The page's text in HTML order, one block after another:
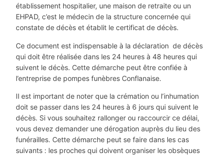
établissement hospitalier, une maison de retraite ou un
EHPAD, c’est le médecin de la structure concernée qui
constate de décès et établit le certificat de décès.
Ce document est indispensable à la déclaration de décès
qui doit être réalisée dans les 24 heures à 48 heures qui
suivent le décès. Cette démarche peut être confiée à
l’entreprise de pompes funèbres Conflanaise.
Il est important de noter que la crémation ou l’inhumation
doit se passer dans les 24 heures à 6 jours qui suivent le
décès. Si vous souhaitez rallonger ou raccourcir ce délai,
vous devez demander une dérogation auprès du lieu des
funérailles. Cette démarche peut se faire dans les cas
suivants : les proches qui doivent organiser les obsèques